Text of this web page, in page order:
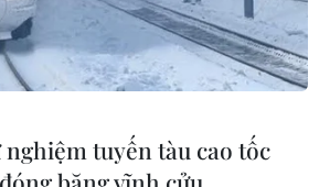
tuyến tàu cao tốc